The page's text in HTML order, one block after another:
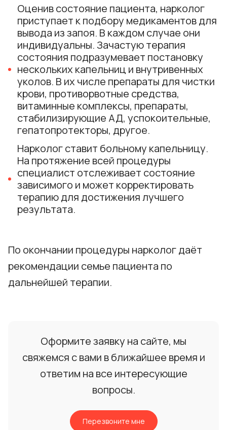
Оценив состояние пациента, нарколог
приступает к подбору медикаментов для
вывода из запоя. В каждом случае они
индивидуальны. Зачастую терапия
состояния подразумевает постановку
нескольких капельниц и внутривенных
уколов. В их числе препараты для чистки
крови, противорвотные средства,
витаминные комплексы, препараты,
стабилизирующие АД, успокоительные,
гепатопротекторы, другое.
Нарколог ставит больному капельницу.
На протяжение всей процедуры
специалист отслеживает состояние
зависимого и может корректировать
терапию для достижения лучшего
результата.
По окончании процедуры нарколог даёт
рекомендации семье пациента по
дальнейшей терапии.
Оформите заявку на сайте, мы
свяжемся с вами в ближайшее время и
ответим на все интересующие
вопросы.
Перезвоните мне